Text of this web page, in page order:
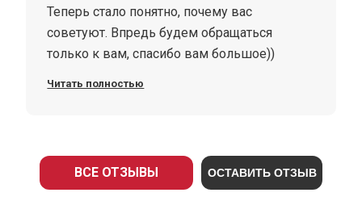
Теперь стало понятно, почему вас
советуют. Впредь будем обращаться
только к вам, спасибо вам большое))
Читать полностью
ВСЕ ОТЗЫВЫ ОСТАВИТЬ ОТЗЫВ